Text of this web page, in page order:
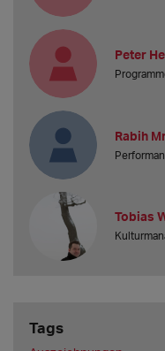
Peter
Rabih
Tobias
Tags